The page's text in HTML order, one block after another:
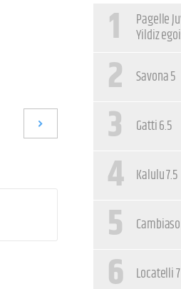
1 Pagelle
Yildiz
2 Savona 5
3 Gatti 6.5
4 Kalulu 7.5
5
6 Locatelli 7